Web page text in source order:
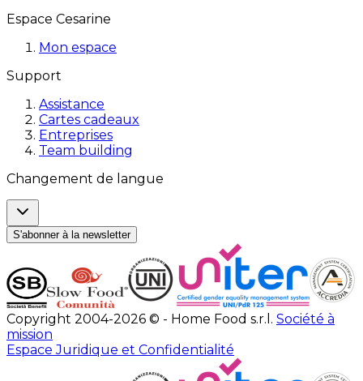
Espace Cesarine
Mon espace
Support
Assistance
Cartes cadeaux
Entreprises
Team building
Changement de langue
S'abonner à la newsletter
Copyright 2004-2026 © - Home Food s.r.l. Société à
mission
Espace Juridique et Confidentialité